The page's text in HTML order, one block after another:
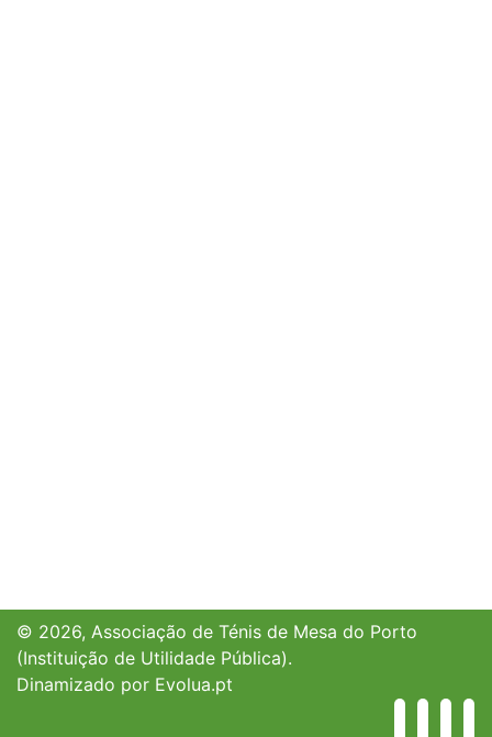
© 2026, Associação de Ténis de Mesa do Porto
(Instituição de Utilidade Pública).
Dinamizado por Evolua.pt